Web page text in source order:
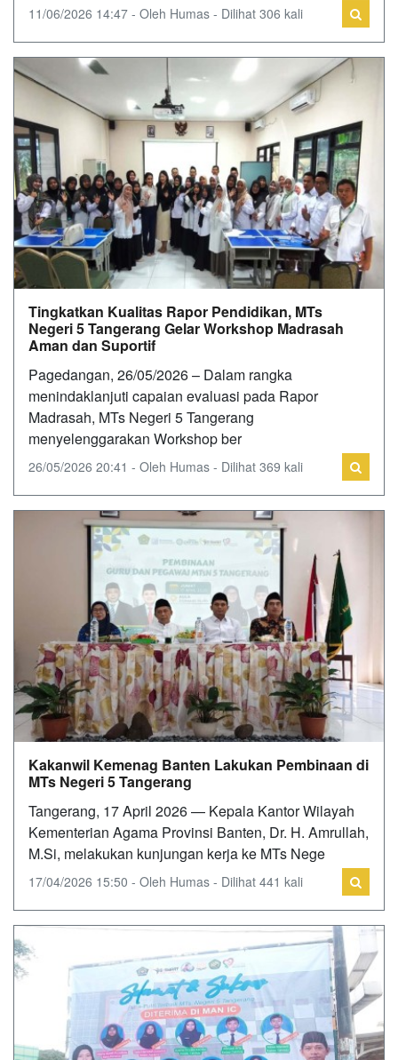
11/06/2026 14:47 - Oleh Humas - Dilihat 306 kali
Tingkatkan Kualitas Rapor Pendidikan, MTs
Negeri 5 Tangerang Gelar Workshop Madrasah
Aman dan Suportif
Pagedangan, 26/05/2026 – Dalam rangka
menindaklanjuti capaian evaluasi pada Rapor
Madrasah, MTs Negeri 5 Tangerang
menyelenggarakan Workshop ber
26/05/2026 20:41 - Oleh Humas - Dilihat 369 kali
Kakanwil Kemenag Banten Lakukan Pembinaan di
MTs Negeri 5 Tangerang
Tangerang, 17 April 2026 — Kepala Kantor Wilayah
Kementerian Agama Provinsi Banten, Dr. H. Amrullah,
M.Si, melakukan kunjungan kerja ke MTs Nege
17/04/2026 15:50 - Oleh Humas - Dilihat 441 kali